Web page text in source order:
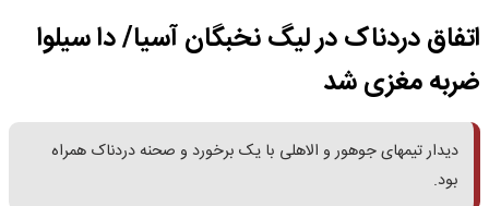
اتفاق دردناک در لیگ نخبگان آسیا/ دا سیلوا
ضربه مغزی شد
دیدار تیمهای جوهور و الاهلی با یک برخورد و صحنه دردناک همراه
بود.